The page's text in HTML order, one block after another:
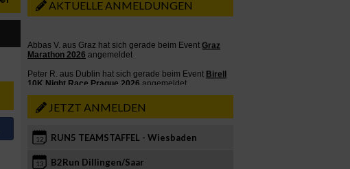
AKTUELLE ANMELDUNGEN
JETZT ANMELDEN
12 RUN5 TEAMSTAFFEL - Wiesbaden
13 B2Run Dillingen/Saar